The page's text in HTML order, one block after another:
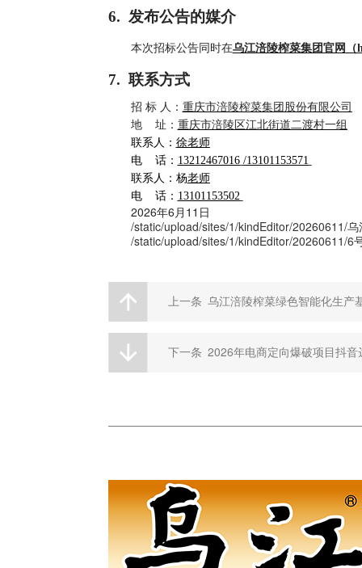
6. 发布公告的媒介
本次招标公告同时在乌江涪陵榨菜集团官网 （
7. 联系方式
招 标 人： 重庆市涪陵榨菜集团股份有限公司
地
址： 重庆市涪陵区江北街道二渡村一组
联系人 ： 徐老师
电
话： 13212467016 /13101153571
联系人 ： 杨老师
电
话： 13101153502
2026年6月11日
/static/upload/sites/1/kindEditor/20260611/
/static/upload/sites/1/kindEditor/20260611/6
上一条 乌江涪陵榨菜绿色智能化生产
下一条 2026年电商定向爆破项目抖